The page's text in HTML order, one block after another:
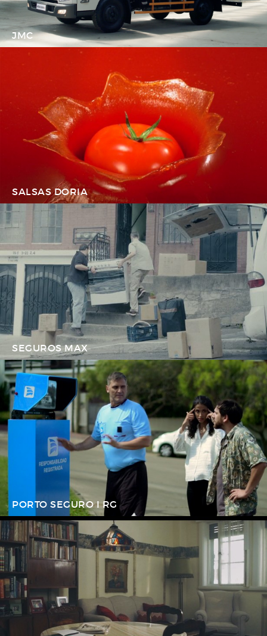
JMC
SALSAS DORIA
SEGUROS MAX
PORTO SEGURO I RG